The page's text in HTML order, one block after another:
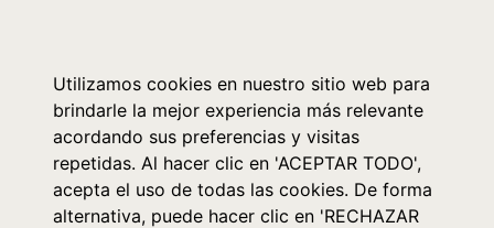
Utilizamos cookies en nuestro sitio web para
brindarle la mejor experiencia más relevante
acordando sus preferencias y visitas
repetidas. Al hacer clic en 'ACEPTAR TODO',
acepta el uso de todas las cookies. De forma
alternativa, puede hacer clic en 'RECHAZAR